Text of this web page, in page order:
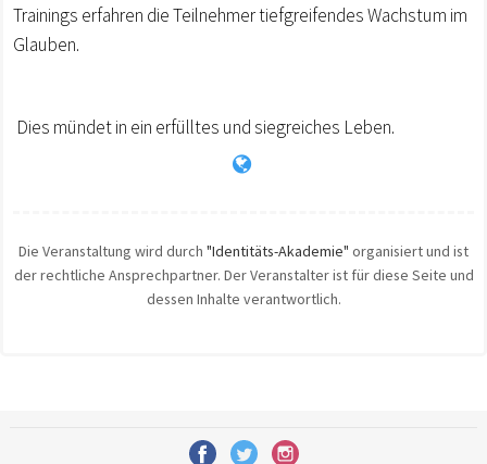
Trainings erfahren die Teilnehmer tiefgreifendes Wachstum im
Glauben.
Dies mündet in ein erfülltes und siegreiches Leben.
Die Veranstaltung wird durch "Identitäts-Akademie" organisiert und ist
der rechtliche Ansprechpartner. Der Veranstalter ist für diese Seite und
dessen Inhalte verantwortlich.